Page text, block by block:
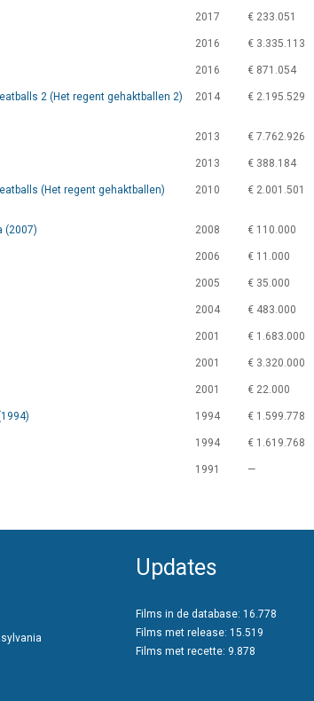
2017 € 233.051
2016 € 3.335.113
2016 € 871.054
2 (Het regent gehaktballen 2)
2014 € 2.195.529
2013 € 7.762.926
2013 € 388.184
(Het regent gehaktballen)
2010 € 2.001.501
(2007) 2008 € 110.000
2006 € 11.000
2005 € 35.000
2004 € 483.000
2001 € 1.683.000
2001 € 3.320.000
2001 € 22.000
1994 € 1.599.778
1994 € 1.619.768
1991 —
Updates
Films in de database: 16.778
Films met release: 15.519
Films met recette: 9.878